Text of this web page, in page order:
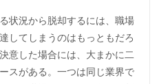
状況から脱却するには、職場
してしまうのはもっともだろ
意した場合には、大まかに二
スがある。一つは同じ業界で